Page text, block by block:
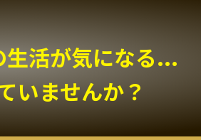
活が気になる...
いませんか？